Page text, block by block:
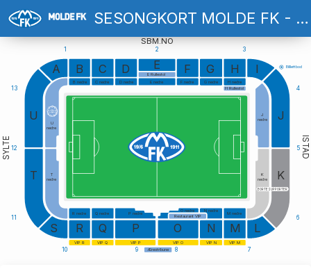
SESONGKORT MOLDE FK - 2026
A B
B nedre C nedre D nedre E nedre F nedre G nedre H nedre
J
nedre
U
nedre
T
nedre
R nedre Q nedre P nedre
O nedre N nedre
M nedre
K
nedre
C D E
VIP R VIP Q VIP P VIP O VIP N VIP M
H Rullestol
E Rullestol
Ærestribune
F G H I
J
K
L
M
N
O
P
Q
R
S
T
U
Restaurant VIP
1 2 3
10 9 8 7
4
5
6
13
12
11
Billlettbod
BORTESUPPORTER
SBM.NO
SYLTE ISTAD